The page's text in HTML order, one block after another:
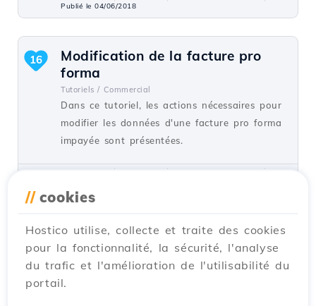
Publié le 04/06/2018
Modification de la facture pro
forma
Tutoriels / Commercial
Dans ce tutoriel, les actions nécessaires pour
modifier les données d'une facture pro forma
impayée sont présentées.
16
par Mark D. Vues 6710
Mis à jour il y a 3 ans
Authentification dans cPanel
depuis le compte client.
Tutoriels / Commercial
Ce tutoriel illustrera la procédure qui peut
15
// cookies
Hostico utilise, collecte et traite des cookies
pour la fonctionnalité, la sécurité, l'analyse
du trafic et l'amélioration de l'utilisabilité du
portail.